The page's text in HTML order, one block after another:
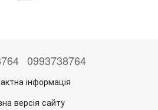
0993738764
інформація
версія сайту